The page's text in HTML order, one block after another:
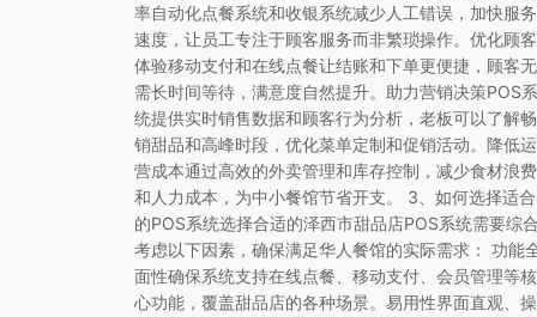
率自动化点餐系统和收银系统减少人工错误，加快服务
速度，让员工专注于顾客服务而非繁琐操作。优化顾客
体验移动支付和在线点餐让结账和下单更便捷，顾客无
需长时间等待，满意度自然提升。助力营销决策POS系
统提供实时销售数据和顾客行为分析，老板可以了解畅
销甜品和高峰时段，优化菜单定制和促销活动。降低运
营成本通过高效的外卖管理和库存控制，减少食材浪费
和人力成本，为中小餐馆节省开支。 3、如何选择适合
的POS系统选择合适的泽西市甜品店POS系统需要综合
考虑以下因素，确保满足华人餐馆的实际需求： 功能
面性确保系统支持在线点餐、移动支付、会员管理等核
心功能，覆盖甜品店的各种场景。易用性界面直观、操